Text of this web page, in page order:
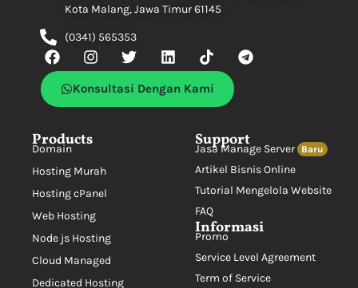
Products
Domain
Hosting Murah
Hosting cPanel
Web Hosting
Node js Hosting
Cloud Managed
Dedicated Hosting
Support
Jasa Manage Server Baru
Artikel Bisnis Online
Tutorial Mengelola Website
FAQ
Informasi
Promo
Service Level Agreement
Term of Service
Kota Malang, Jawa Timur 61145
(0341) 565353
Konsultasi Dengan Kami